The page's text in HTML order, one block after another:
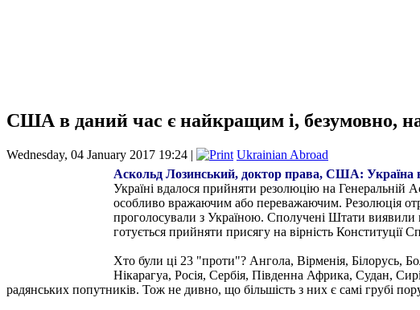
США в даний час є найкращим і, безумовно,
Wednesday, 04 January 2017 19:24 |
Ukrainian Abroad
Аскольд Лозинський, доктор права, США: Україна в
Україні вдалося прийняти резолюцію на
особливо вражаючим або переважаючим. Резолюція
проголосували з Україною. Сполучені Штати виявили
готується прийняти присягу на вірність Конституції
Хто були ці 23 "проти"? Ангола, Вірменія, Білорусь,
Нікарагуа, Росія, Сербія, Південна Африка, Судан,
радянських попутників. Тож не дивно, що більшість з них є самі грубі